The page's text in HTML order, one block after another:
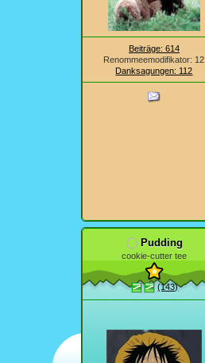
Beiträge: 614
Renommeemodifikator: 12
Danksagungen: 112
Pudding
cookie-cutter tee
(143)